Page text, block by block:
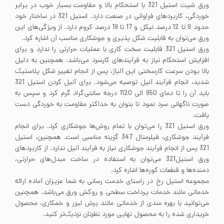
ورق شیت استیل 321 با استحکام بالا و مقاومت بسیار خوب در برابر
خوردگی، کاربردهای فراوانی در صنعت دارد. استیل 321 در ساختار خود
حدود 9 تا 12 درصد نیکل و 17 تا 19 درصد کروم دارد. از ویژگی‌های این
ورق می‌توان به قابلیت شکل پذیری و جوشکاری مناسب آن اشاره کرد.
ورق استیل 321 قابلیت سخت کاری با عملیات حرارتی را ندارد و برای
افزایش استحکام نیاز به فرآیندهای کارسرد می‌باشد. همچنین به دلیل
بالا بودن سرعت کارسختی این آلیاژ، پس از انجام تغییر شکل پلاستیک
شدید، انجام فرآیند آنیل توصیه می‌شود. برای آنیل کردن استیل 321
باید آن را تا دمای 950 الی 1120 درجه سانتی‌گراد گرم کرد و سپس به
صورت ناگهانی سرد نمود تا بتوان به حداکثر مقاومت به خوردگی دست
یافت.
ورق استیل 321 را می‌توان با تمام روش‌ها جوشکاری کرد. برای انجام
فرآیند جوشکاری، فیلرمتال 347 گزینه مناسبی است. همچنین، استیل
321 پس از انجام فرآیند جوشکاری نیاز به فرآیند آنیل ندارد. از کاربردهای
ورق استیل321 می‌توان به استفاده در ساخت مبدل‌های حرارتی،
دمنده‌ها و قطعات کوره‌ها اشاره کرد.
مجموعه استیل رخ در راستای خدمت رسانی به شما عزیزان آماده ارائه
خدماتی مانند خدمات پرداخت سطحی و روکش ورق می‌باشد. همچنین
می‌توانید با بهره مندی از خدماتی مانند برش لیزر و خمکاری، محصول
خریداری شده را به محصول نهایی مورد نظرتان نزدیک‌تر کنید.